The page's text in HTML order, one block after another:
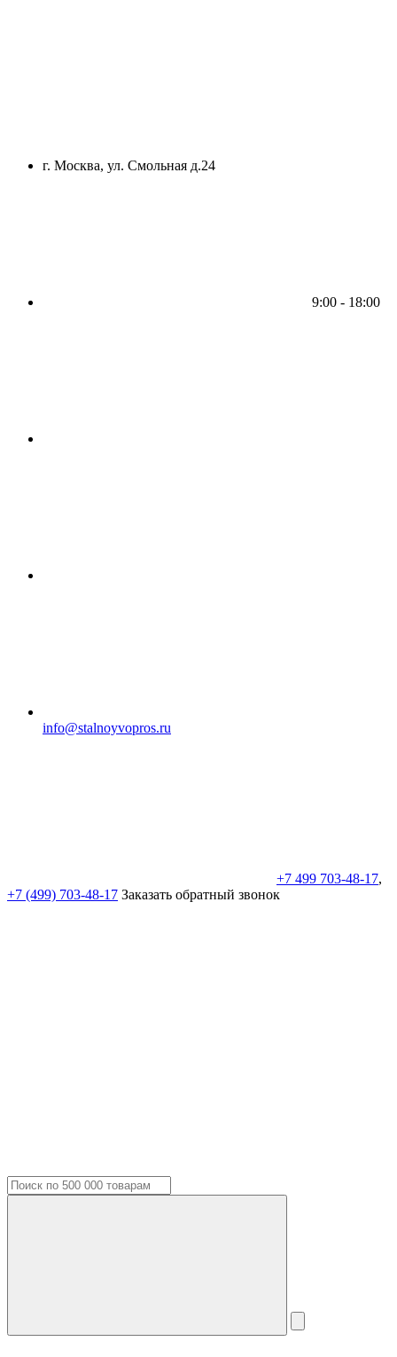
г. Москва, ул. Смольная д.24
9:00 - 18:00
info@stalnoyvopros.ru
+7 499 703-48-17,
+7 (499) 703-48-17 Заказать обратный звонок